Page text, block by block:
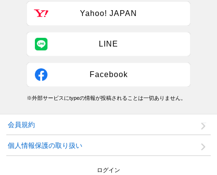
Yahoo! JAPAN
LINE
Facebook
※外部サービスにtypeの情報が投稿されることは一切ありません。
会員規約
個人情報保護の取り扱い
ログイン